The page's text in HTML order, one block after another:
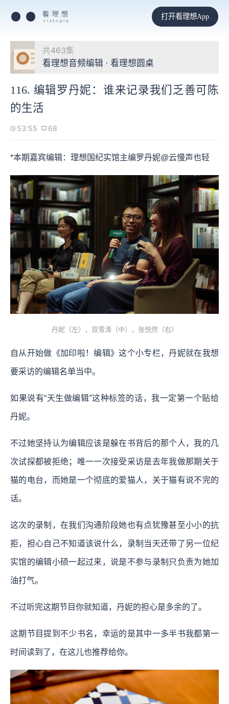
打开看理想App
共463集
看理想音频编辑 · 看理想圆桌
116. 编辑罗丹妮：谁来记录我们乏善可陈
的生活
53:55 68
*本期嘉宾编辑：理想国纪实馆主编罗丹妮@云慢声也轻
丹妮（左），双雪涛（中），张悦然（右）
自从开始做《加印啦！编辑》这个小专栏，丹妮就在我想
要采访的编辑名单当中。
如果说有“天生做编辑”这种标签的话，我一定第一个贴给
丹妮。
不过她坚持认为编辑应该是躲在书背后的那个人，我的几
次试探都被拒绝；唯一一次接受采访是去年我做那期关于
猫的电台，而她是一个彻底的爱猫人，关于猫有说不完的
话。
这次的录制，在我们沟通阶段她也有点犹豫甚至小小的抗
拒，担心自己不知道该说什么，录制当天还带了另一位纪
实馆的编辑小硕一起过来，说是不参与录制只负责为她加
油打气。
不过听完这期节目你就知道，丹妮的担心是多余的了。
这期节目提到不少书名，幸运的是其中一多半书我都第一
时间读到了，在这儿也推荐给你。